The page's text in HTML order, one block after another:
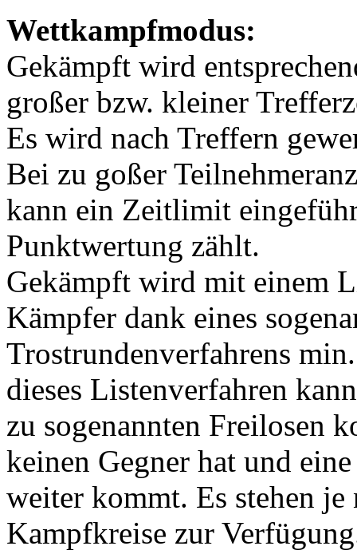
Wettkampfmodus:
Gekämpft wird
großer bzw. kleiner
Es wird nach Treffern
Bei zu goßer
kann ein Zeitlimit
Punktwertung zählt.
Gekämpft wird mit einem
Kämpfer dank eines
Trostrundenverfahrens
dieses Listenverfahren
zu sogenannten Freilosen
keinen Gegner hat und
weiter kommt. Es stehen
Kampfkreise zur